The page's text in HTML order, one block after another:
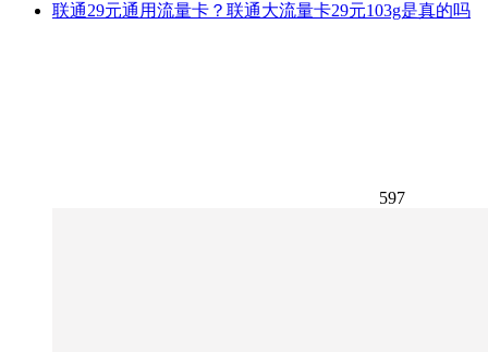
联通29元通用流量卡？联通大流量卡29元103g是真的吗
597